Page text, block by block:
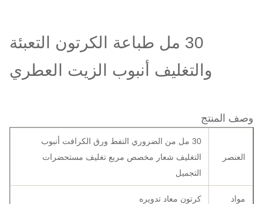
30 مل طباعة الكرتون التعبئة
والتغليف أنبوب الزيت العطري
وصف المنتج
العنصر
30 مل من الضروري النفط ورق الكرافت أنبوب
التغليف شعار مخصص مربع تغليف مستحضرات
التجميل
مواد كرتون معاد تدويره